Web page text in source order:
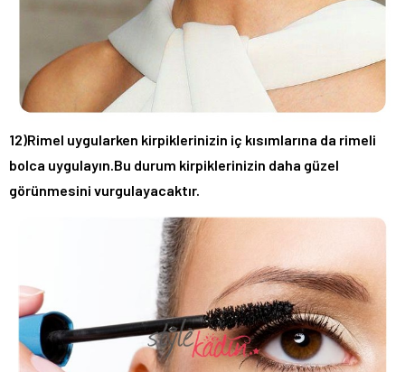
12)Rimel uygularken kirpiklerinizin iç kısımlarına da rimeli
bolca uygulayın.Bu durum kirpiklerinizin daha güzel
görünmesini vurgulayacaktır.